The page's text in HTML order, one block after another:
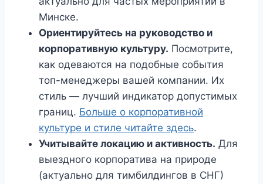
Минске.
Ориентируйтесь на руководство и
корпоративную культуру. Посмотрите,
как одеваются на подобные события
топ-менеджеры вашей компании. Их
стиль — лучший индикатор допустимых
границ. Больше о корпоративной
культуре и стиле читайте здесь.
Учитывайте локацию и активность. Для
выездного корпоратива на природе
(актуально для тимбилдингов в СНГ)